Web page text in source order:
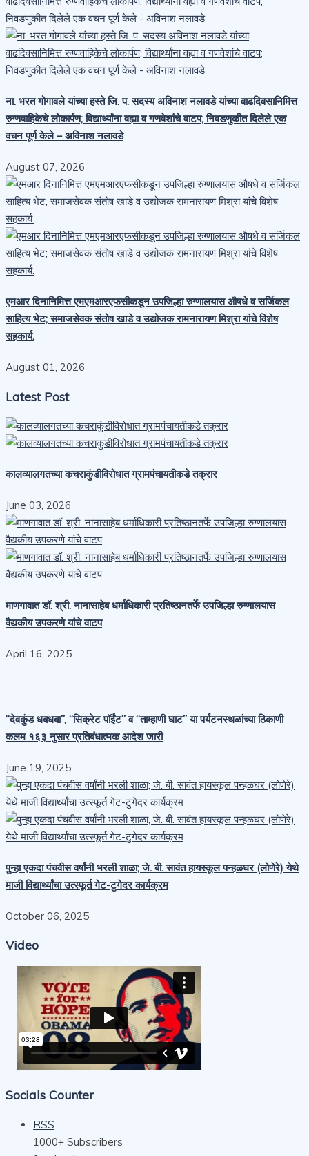
ना. भरत गोगावले यांच्या हस्ते जि. प. सदस्य अविनाश नलावडे यांच्या वाढदिवसानिमित्त
रुग्णवाहिकेचे लोकार्पण; विद्यार्थ्यांना वह्या व गणवेशांचे वाटप; निवडणुकीत दिलेले एक
वचन पूर्ण केले – अविनाश नलावडे
August 07, 2026
एमआर दिनानिमित्त एमएमआरएफसीकडून उपजिल्हा रुग्णालयास औषधे व सर्जिकल
साहित्य भेट; समाजसेवक संतोष खाडे व उद्योजक रामनारायण मिश्रा यांचे विशेष
सहकार्य.
August 01, 2026
Latest Post
कालव्यालगतच्या कचराकुंडीविरोधात ग्रामपंचायतीकडे तक्रार
June 03, 2026
माणगावात डॉ. श्री. नानासाहेब धर्माधिकारी प्रतिष्ठानतर्फे उपजिल्हा रुग्णालयास
वैद्यकीय उपकरणे यांचे वाटप
April 16, 2025
“देवकुंड धबधबा”, “सिक्रेट पॉईंट” व “ताम्हाणी घाट” या पर्यटनस्थळांच्या ठिकाणी
कलम १६३ नुसार प्रतिबंधात्मक आदेश जारी
June 19, 2025
पुन्हा एकदा पंचवीस वर्षांनी भरली शाळा; जे. बी. सावंत हायस्कूल पन्हळघर (लोणेरे) येथे
माजी विद्यार्थ्यांचा उत्स्फूर्त गेट-टुगेदर कार्यक्रम
October 06, 2025
Video
Socials Counter
RSS
1000+ Subscribers